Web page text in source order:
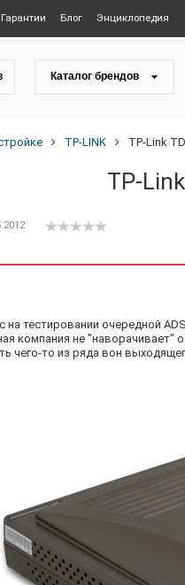
Гарантии Блог Энциклопедия
Каталог брендов
TP-LINK TP-Link
TP-
на тестировании очередной
компания не "наворачивает"
чего-то из ряда вон